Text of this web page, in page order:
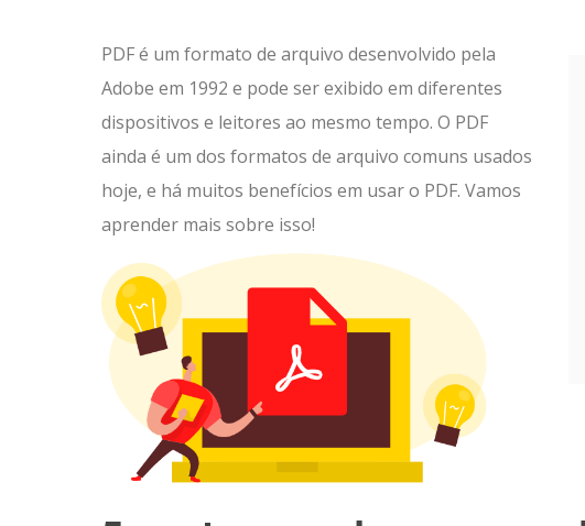
PDF é um formato de arquivo desenvolvido pela
Adobe em 1992 e pode ser exibido em diferentes
dispositivos e leitores ao mesmo tempo. O PDF
ainda é um dos formatos de arquivo comuns usados
​​hoje, e há muitos benefícios em usar o PDF. Vamos
aprender mais sobre isso!